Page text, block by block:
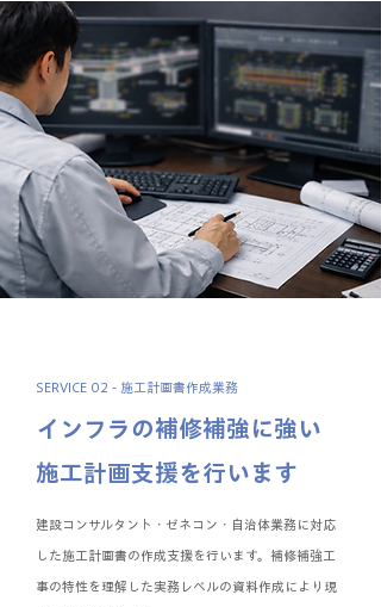
SERVICE 02 - 施工計画書作成業務
インフラの補修補強に強い
施工計画支援を行います
建設コンサルタント・ゼネコン・自治体業務に対応
した施工計画書の作成支援を行います。補修補強工
事の特性を理解した実務レベルの資料作成により現